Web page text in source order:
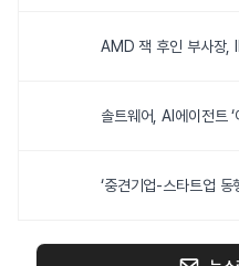
AMD 잭 후인 부사장,
솔트웨어, AI에이전트
‘중견기업-스타트업 동